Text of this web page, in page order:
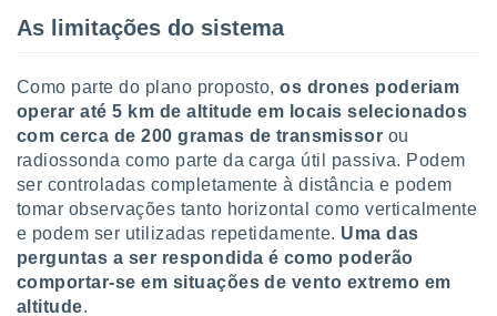
o
ou aceder
num
para
As limitações do sistema
Como parte do plano proposto,os drones poderiam
operar até 5 km de altitude em locais selecionados
com cerca de 200 gramas de transmissor ou
radiossonda como parte da carga útil passiva. Podem
ser controladas completamente à distância e podem
tomar observações tanto horizontal como verticalmente
e podem ser utilizadas repetidamente. Uma das
perguntas a ser respondida é como poderão
comportar-se em situações de vento extremo em
altitude.